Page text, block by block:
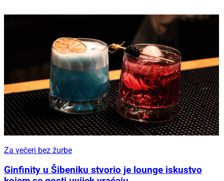
Za večeri bez žurbe
Ginfinity u Šibeniku stvorio je lounge iskustvo